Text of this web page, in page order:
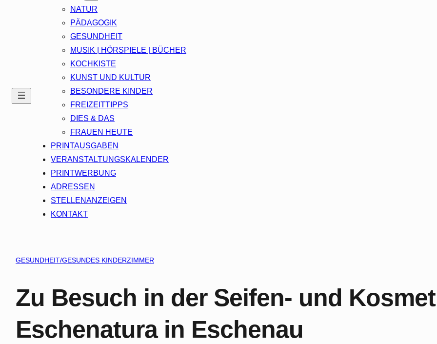
NATUR
PÄDAGOGIK
GESUNDHEIT
MUSIK | HÖRSPIELE | BÜCHER
KOCHKISTE
KUNST UND KULTUR
BESONDERE KINDER
FREIZEITTIPPS
DIES & DAS
FRAUEN HEUTE
PRINTAUSGABEN
VERANSTALTUNGSKALENDER
PRINTWERBUNG
ADRESSEN
STELLENANZEIGEN
KONTAKT
GESUNDHEIT/GESUNDES KINDERZIMMER
Zu Besuch in der Seifen- und
Eschenatura in Eschenau